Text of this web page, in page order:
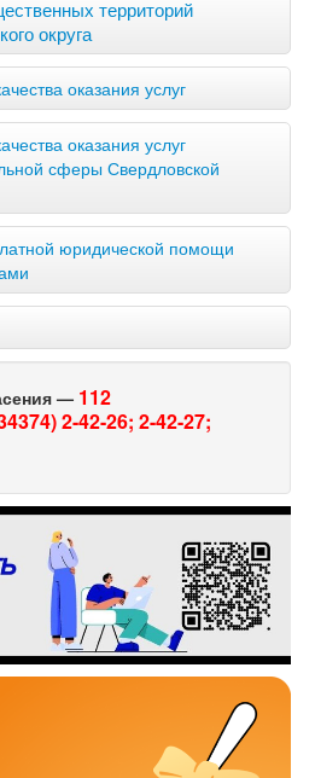
территорий
округа
оказания услуг
оказания услуг
сферы Свердловской
юридической помощи
— 112
2-42-26; 2-42-27;